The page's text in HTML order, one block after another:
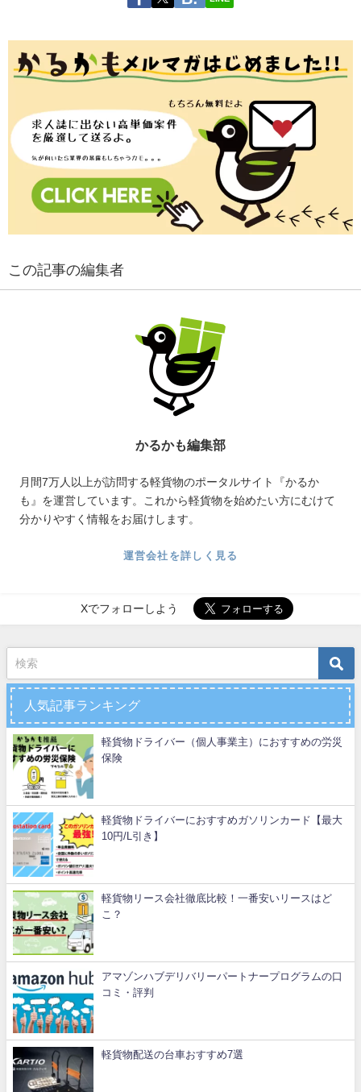
この記事の編集者
かるかも編集部
月間7万人以上が訪問する軽貨物のポータルサイト『かるか
も』を運営しています。これから軽貨物を始めたい方にむけて
分かりやすく情報をお届けします。
運営会社を詳しく見る
Xでフォローしよう
人気記事ランキング
軽貨物ドライバー（個人事業主）におすすめの労災
保険
軽貨物ドライバーにおすすめガソリンカード【最大
10円/L引き】
軽貨物リース会社徹底比較！一番安いリースはど
こ？
アマゾンハブデリバリーパートナープログラムの口
コミ・評判
軽貨物配送の台車おすすめ7選